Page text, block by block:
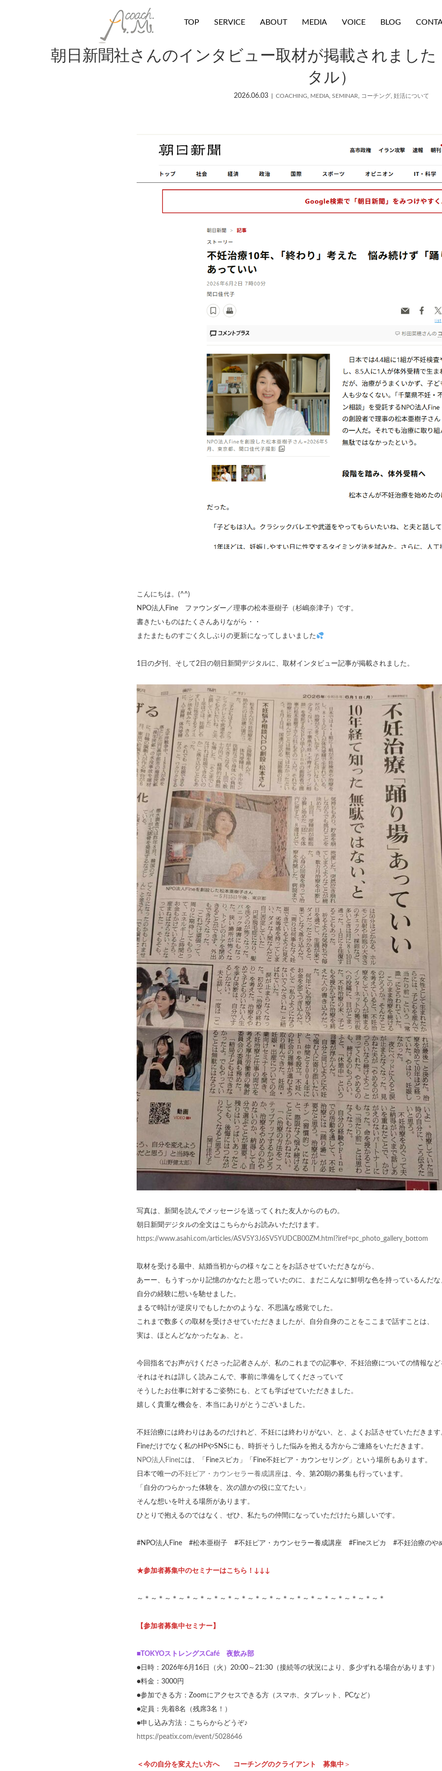
TOP SERVICE ABOUT MEDIA VOICE BLOG
朝日新聞社さんのインタビュー取材が掲載されま
タル）
2026.06.03 COACHING MEDIA SEMINAR コーチング 妊活について
こんにちは。(^^)
NPO法人Fine ファウンダー／理事の松本亜樹子（杉嶋奈津子）です。
書きたいものはたくさんありながら・・
またまたものすごく久しぶりの更新になってしまいました
1日の夕刊、そして2日の朝日新聞デジタルに、取材インタビュー記事が掲載されました。
写真は、新聞を読んでメッセージを送ってくれた友人からのもの。
朝日新聞デジタルの全文はこちらからお読みいただけます。
https://www.asahi.com/articles/ASV5Y3J6SV5YUDCB00ZM.html?iref=pc_photo_gallery_bottom
取材を受ける最中、結婚当初からの様々なことをお話させていただきながら、
あーー、もうすっかり記憶のかなたと思っていたのに、まだこんなに鮮明な色を持っているんだな
自分の経験に想いを馳せました。
まるで時計が逆戻りでもしたかのような、不思議な感覚でした。
これまで数多くの取材を受けさせていただきましたが、自分自身のことをここまで話すことは、
実は、ほとんどなかったなぁ、と。
今回指名でお声がけくださった記者さんが、私のこれまでの記事や、不妊治療についての情報など
それはそれは詳しく読みこんで、事前に準備をしてくださっていて
そうしたお仕事に対するご姿勢にも、とても学ばせていただきました。
嬉しく貴重な機会を、本当にありがとうございました。
不妊治療には終わりはあるのだけれど、不妊には終わりがない、と、よくお話させていただきます
Fineだけでなく私のHPやSNSにも、時折そうした悩みを抱える方からご連絡をいただきます。
NPO法人Fineには、「Fineスピカ」「Fine不妊ピア・カウンセリング」という場所もあります。
日本で唯一の不妊ピア・カウンセラー養成講座は、今、第20期の募集も行っています。
「自分のつらかった体験を、次の誰かの役に立てたい」
そんな想いを叶える場所があります。
ひとりで抱えるのではなく、ぜひ、私たちの仲間になっていただけたら嬉しいです。
#NPO法人Fine #松本亜樹子 #不妊ピア・カウンセラー養成講座 #Fineスピカ #不妊治療の
★参加者募集中のセミナーはこちら！↓↓↓
～＊～＊～＊～＊～＊～＊～＊～＊～＊～＊～＊～＊～＊～＊～＊～＊～＊～＊
【参加者募集中セミナー】
■ TOKYOストレングスCafé 夜飲み部
●日時：2026年6月16日（火）20:00～21:30（接続等の状況により、多少ずれる場合があります）
●料金：3000円
●参加できる方：Zoomにアクセスできる方（スマホ、タブレット、PCなど）
●定員：先着8名（残席3名！）
●申し込み方法：こちらからどうぞ♪
https://peatix.com/event/5028646
＜今の自分を変えたい方へ コーチングのクライアント 募集中 ＞